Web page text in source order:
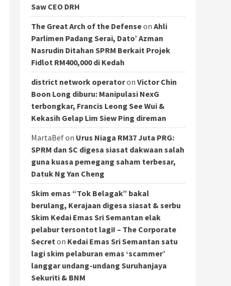
Saw CEO DRH
The Great Arch of the Defenseon Ahli
Parlimen Padang Serai, Dato’ Azman
Nasrudin Ditahan SPRM Berkait Projek
Fidlot RM400,000 di Kedah
district network operatoron Victor Chin
Boon Long diburu: Manipulasi NexG
terbongkar, Francis Leong See Wui &
Kekasih Gelap Lim Siew Ping direman
MartaBefon Urus Niaga RM37 Juta PRG:
SPRM dan SC digesa siasat dakwaan salah
guna kuasa pemegang saham terbesar,
Datuk Ng Yan Cheng
Skim emas “Tok Belagak” bakal
berulang, Kerajaan digesa siasat & serbu
Skim Kedai Emas Sri Semantan elak
pelabur tersontot lagi! – The Corporate
Secret on Kedai Emas Sri Semantan satu
lagi skim pelaburan emas ‘scammer’
langgar undang-undang Suruhanjaya
Sekuriti & BNM